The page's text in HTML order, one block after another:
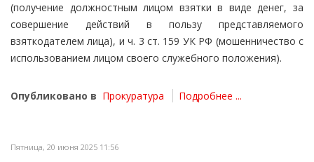
(получение должностным лицом взятки в виде денег, за
совершение действий в пользу представляемого
взяткодателем лица), и ч. 3 ст. 159 УК РФ (мошенничество с
использованием лицом своего служебного положения).
Опубликовано в Прокуратура Подробнее ...
Пятница, 20 июня 2025 11:56